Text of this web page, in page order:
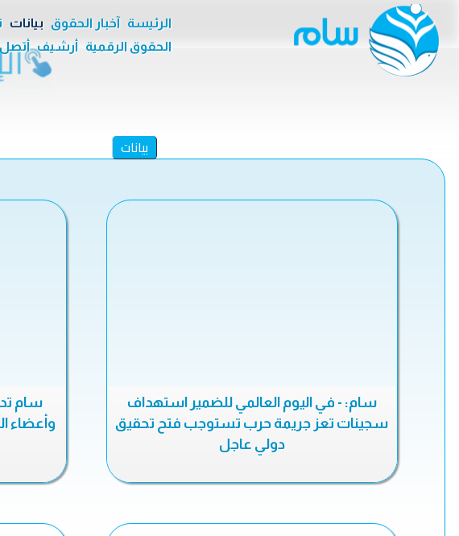
الرئيسة آخبار الحقوق بيانات
الحقوق الرقمية
أرشيف أتصل
بيانات
سام: - في اليوم العالمي للضمير استهداف
سجينات تعز جريمة حرب تستوجب فتح تحقيق
دولي عاجل
سام
وأعضاء